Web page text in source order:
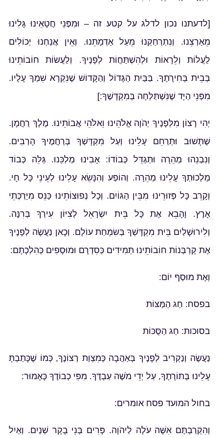
[לדעתנו נכון לדלג על קטע זה – וּמִפְּנֵי חֲטָאֵינוּ גָּלִינוּ
מֵאַרְצֵנוּ. וְנִתְרַחַקְנוּ מֵעַל אַדְמָתֵנוּ. וְאֵין אֲנַחְנוּ יְכוֹלִים
לַעֲלוֹת וְלֵרָאוֹת וּלְהִשְׁתַּחֲוֹת לְפָנֶיךָ. וְלַעֲשׂוֹת חוֹבוֹתֵינוּ
בְּבֵית בְּחִירָתֶךָ. בַּבַּיִת הַגָּדוֹל וְהַקָּדוֹשׁ שֶׁנִּקְרָא שִׁמְךָ עָלָיו.
מִפְּנֵי הַיָּד שֶׁנִּשְׁתַּלְּחָה בְּמִקְדָּשֶׁךָ:]
יְהִי רָצוֹן מִלְּפָנֶיךָ יְהֹוָה אֱלֹהֵינוּ וֵאלֹהֵי אֲבוֹתֵינוּ. מֶלֶךְ רַחֲמָן.
שֶׁתָּשׁוּב וּתְרַחֵם עָלֵינוּ וְעַל מִקְדָּשְׁךָ בְּרַחֲמֶיךָ הָרַבִּים.
וְנִבְנֵהוּ מְהֵרָה וּתְגַדֵּל כְּבוֹדוֹ: אָבִינוּ מַלְכֵּנוּ. גַּלֵּה כְּבוֹד
מַלְכוּתְךָ עָלֵינוּ מְהֵרָה. וְהוֹפַע וְהִנָּשֵׂא עָלֵינוּ לְעֵינֵי כָּל חָי.
וְקָרֵב כָּל פְּזוּרֵינוּ מִבֵּין הַגּוֹיִם. וְכָל נְפוּצוֹתֵינוּ כַּנֵּס מִיַּרְכְּתֵי
אָרֶץ. וָהָבֵא אֶת כָּל בֵּית יִשְׂרָאֵל לְצִיּוֹן עִירְךָ בְּרִנָּה.
וְלִירוּשָׁלַיִם בֵּית מִקְדָּשְׁךָ בְּשִׂמְחַת עוֹלָם. וְכָאן נַעֲשֶׂה לְפָנֶיךָ
אֶת קָרְבְּנוֹת חוֹבוֹתֵינוּ תְּמִידִים כְּסִדְרָם וּמוּסָפִים כְּהִלְכָתָם:
וְאֶת מוּסַף יוֹם:
בפסח: חַג הַמַּצּוֹת
בסוכות: חַג הַסֻּכּוֹת
נַעֲשֶׂה וְנַקְרִיב לְפָנֶיךָ בְּאַהֲבָה כְּמִצְוַת רְצוֹנֶךָ, כְּמוֹ שֶׁכָּתַבְתָּ
עָלֵינוּ בְּתוֹרָתֶךָ, עַל יְדֵי מֹשֶׁה עַבְדֶּךָ. מִפִּי כְבוֹדֶךָ כָּאָמוּר:
בחול המועד פסח אומרים:
וְהִקְרַבְתֶּם אִשֶּׁה עֹלָה לַיהֹוָה. פָּרִים בְּנֵי בָקָר שְׁנַיִם. וְאַיִל